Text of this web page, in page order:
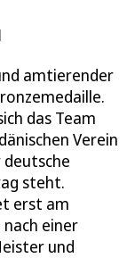
amtierender
das Team
Verein
steht.
erst am
einer
und